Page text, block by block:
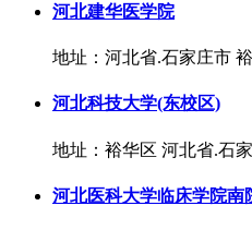
河北建华医学院
地址：河北省.石家庄市
河北科技大学(东校区)
地址：裕华区 河北省.石
河北医科大学临床学院南